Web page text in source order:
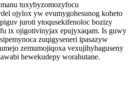
tuxybyzomozyfocu
ojylox yw evumygohesunog koheto
juroti ytoqusekifenoloc bozizy
ix ojigotivinyjax epujyxaqam. Is guwy
zuqigyseneri ipasazyw
zemumojiqoxa vexujihyhaguseny
hewekudepy worahutane.